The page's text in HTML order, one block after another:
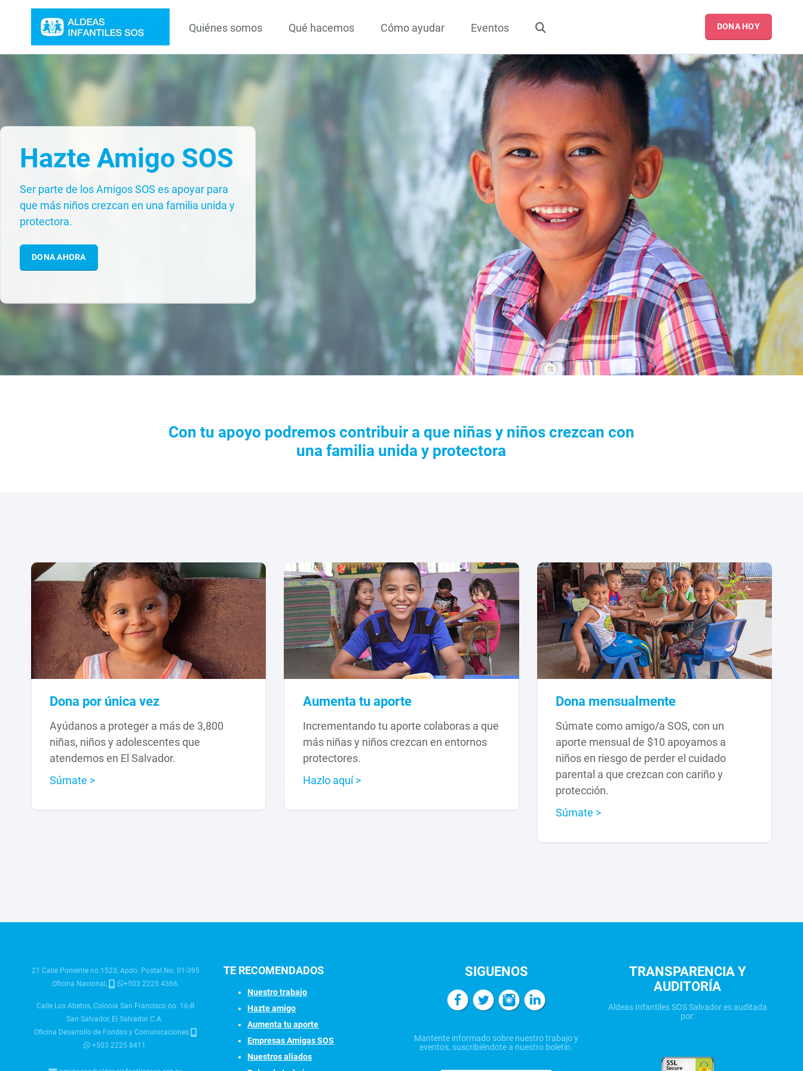
Quiénes somos Qué hacemos Cómo ayudar Eventos DONA HOY
Hazte Amigo SOS
Ser parte de los Amigos SOS es apoyar para
que más niños crezcan en una familia unida y
protectora.
DONA AHORA
Con tu apoyo podremos contribuir a que niñas y niños crezcan con
una familia unida y protectora
Dona por única vez
Ayúdanos a proteger a más de 3,800
niñas, niños y adolescentes que
atendemos en El Salvador.
Súmate >
Aumenta tu aporte
Incrementando tu aporte colaboras a que
más niñas y niños crezcan en entornos
protectores.
Hazlo aquí >
Dona mensualmente
Súmate como amigo/a SOS, con un
aporte mensual de $10 apoyamos a
niños en riesgo de perder el cuidado
parental a que crezcan con cariño y
protección.
Súmate >
21 Calle Poniente no.1523, Apdo. Postal No. 01-395
Oficina Nacional,
+503 2225 4366.
Calle Los Abetos, Colonia San Francisco no. 16-B
San Salvador, El Salvador C.A.
Oficina Desarrollo de Fondos y Comunicaciones
+503 2225 8411
TE RECOMENDADOS
Nuestro trabajo
Hazte amigo
Aumenta tu aporte
Empresas Amigas SOS
Nuestros aliados
SIGUENOS
Mantente informado sobre nuestro trabajo y
eventos, suscribiéndote a nuestro boletín.
TRANSPARENCIA Y
AUDITORÍA
Aldeas Infantiles SOS Salvador es auditada
por: